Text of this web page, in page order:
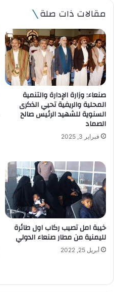
د
ا
ل
إ
ل
ك
ر
و
ن
مقالات ذات صلة
صنعاء: وزارة الإدارة والتنمية
المحلية والريفية تحيي الذكرى
السنوية للشهيد الرئيس صالح
الصماد
فبراير 3, 2025
خيبة امل تصيب ركاب اول طائرة
لليمنية من مطار صنعاء الدولي
أبريل 25, 2022